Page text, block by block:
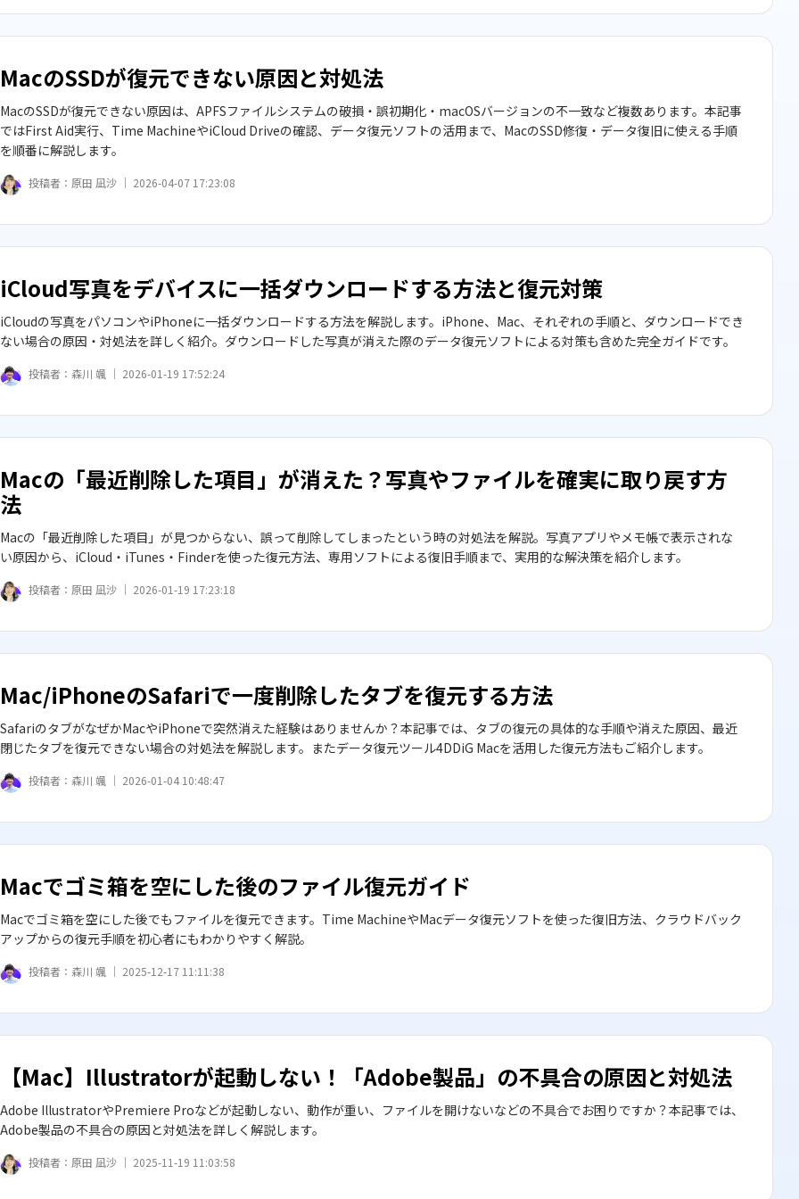
MacのSSDが復元できない原因と対処法
MacのSSDが復元できない原因は、APFSファイルシステムの破損・誤初期化・macOSバージョンの不一致など複数あります。本記事
ではFirst Aid実行、Time MachineやiCloud Driveの確認、データ復元ソフトの活用まで、MacのSSD修復・データ復旧に使える手順
を順番に解説します。
投稿者： 原田 凪沙 ｜ 2026-04-07 17:23:08
iCloud写真をデバイスに一括ダウンロードする方法と復元対策
iCloudの写真をパソコンやiPhoneに一括ダウンロードする方法を解説します。iPhone、Mac、それぞれの手順と、ダウンロードでき
ない場合の原因・対処法を詳しく紹介。ダウンロードした写真が消えた際のデータ復元ソフトによる対策も含めた完全ガイドです。
投稿者： 森川 颯 ｜ 2026-01-19 17:52:24
Macの「最近削除した項目」が消えた？写真やファイルを確実に取り戻す方
法
Macの「最近削除した項目」が見つからない、誤って削除してしまったという時の対処法を解説。写真アプリやメモ帳で表示されな
い原因から、iCloud・iTunes・Finderを使った復元方法、専用ソフトによる復旧手順まで、実用的な解決策を紹介します。
投稿者： 原田 凪沙 ｜ 2026-01-19 17:23:18
Mac/iPhoneのSafariで一度削除したタブを復元する方法
SafariのタブがなぜかMacやiPhoneで突然消えた経験はありませんか？本記事では、タブの復元の具体的な手順や消えた原因、最近
閉じたタブを復元できない場合の対処法を解説します。またデータ復元ツール4DDiG Macを活用した復元方法もご紹介します。
投稿者： 森川 颯 ｜ 2026-01-04 10:48:47
Macでゴミ箱を空にした後のファイル復元ガイド
Macでゴミ箱を空にした後でもファイルを復元できます。Time MachineやMacデータ復元ソフトを使った復旧方法、クラウドバック
アップからの復元手順を初心者にもわかりやすく解説。
投稿者： 森川 颯 ｜ 2025-12-17 11:11:38
【Mac】Illustratorが起動しない！「Adobe製品」の不具合の原因と対処法
Adobe IllustratorやPremiere Proなどが起動しない、動作が重い、ファイルを開けないなどの不具合でお困りですか？本記事では、
Adobe製品の不具合の原因と対処法を詳しく解説します。
投稿者： 原田 凪沙 ｜ 2025-11-19 11:03:58